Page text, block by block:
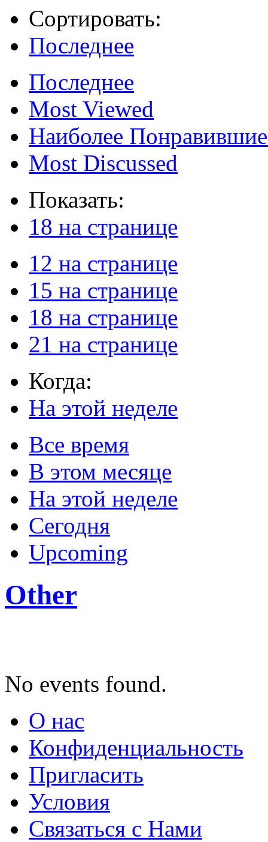
Сортировать:
Последнее
Последнее
Most Viewed
Наиболее
Most Discussed
Показать:
18 на странице
12 на странице
15 на странице
18 на странице
21 на странице
Когда:
На этой неделе
Все время
В этом месяце
На этой неделе
Сегодня
Upcoming
Other
No events found.
О нас
Конфиденциальность
Пригласить
Условия
Связаться с Нами